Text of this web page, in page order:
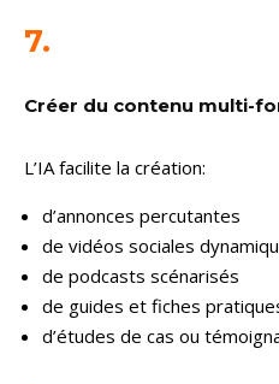
7.
Créer du contenu multi-
L’IA facilite la création:
d’annonces percutantes
de vidéos sociales
de podcasts scénarisés
de guides et fiches
d’études de cas ou